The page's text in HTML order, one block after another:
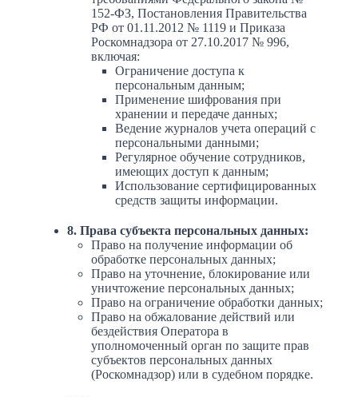
152-ФЗ, Постановления Правительства
РФ от 01.11.2012 № 1119 и Приказа
Роскомнадзора от 27.10.2017 № 996,
включая:
Ограничение доступа к
персональным данным;
Применение шифрования при
хранении и передаче данных;
Ведение журналов учета операций с
персональными данными;
Регулярное обучение сотрудников,
имеющих доступ к данным;
Использование сертифицированных
средств защиты информации.
8. Права субъекта персональных данных:
Право на получение информации об
обработке персональных данных;
Право на уточнение, блокирование или
уничтожение персональных данных;
Право на ограничение обработки данных;
Право на обжалование действий или
бездействия Оператора в
уполномоченный орган по защите прав
субъектов персональных данных
(Роскомнадзор) или в судебном порядке.